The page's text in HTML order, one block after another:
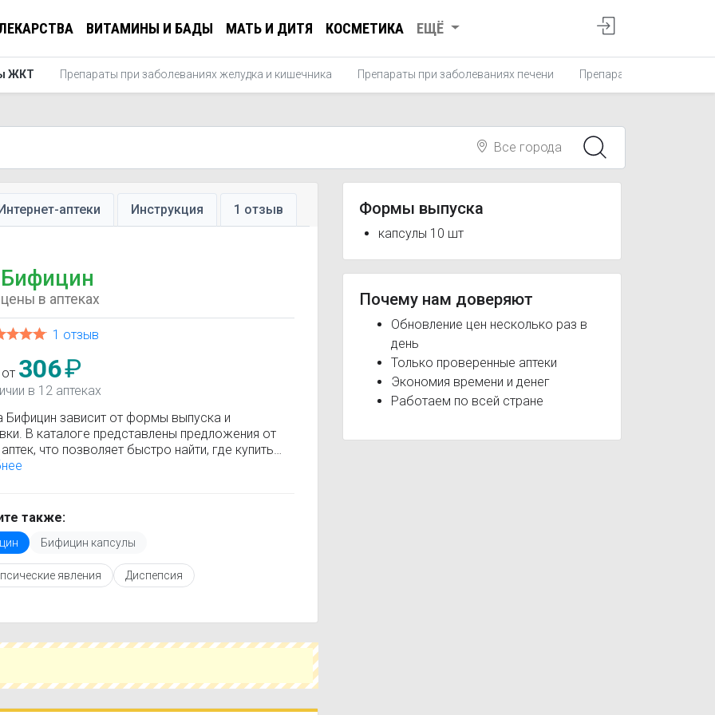
ВИТАМИНЫ И БАДЫ МАТЬ И ДИТЯ КОСМЕТИКА ЕЩЁ
ЖКТ Препараты при заболеваниях желудка и кишечника Препараты при заболеваниях печени Препараты желчегонные
Все города
аптеки Инструкция 1 отзыв
Бифицин
цены в аптеках
1 отзыв
306₽
в 12 аптеках
Бифицин зависит от формы выпуска и
В каталоге представлены предложения от
что позволяет быстро найти, где купить
по минимальной цене. Информация о
рекомендуется ознакомиться с
по применению, показаниями и
При необходимости вы можете
аналоги Бифицин с похожим действующим
или более доступной ценой.
время и выбрать оптимальный вариант по
также:
Бифицин капсулы
явления Диспепсия
Формы выпуска
капсулы 10 шт
Почему нам доверяют
Обновление цен несколько раз в
день
Только проверенные аптеки
Экономия времени и денег
Работаем по всей стране